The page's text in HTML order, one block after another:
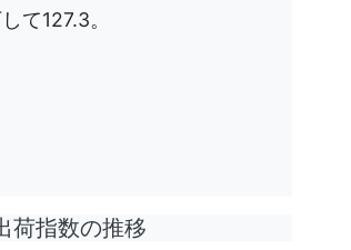
て127.3。
荷指数の推移